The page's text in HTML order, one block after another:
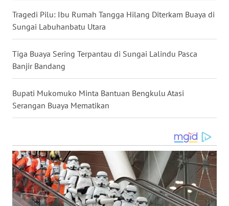
Tragedi Pilu: Ibu Rumah Tangga Hilang Diterkam Buaya di
Sungai Labuhanbatu Utara
Tiga Buaya Sering Terpantau di Sungai Lalindu Pasca
Banjir Bandang
Bupati Mukomuko Minta Bantuan Bengkulu Atasi
Serangan Buaya Mematikan
WN
KALSEL
WN
KALTIM
WN
SULSEL
GORONTALO
WN
SULUT